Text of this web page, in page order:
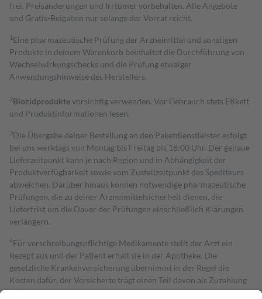
frei. Preisänderungen und Irrtümer vorbehalten. Alle Angebote
und Gratis-Beigaben nur solange der Vorrat reicht.
1 Eine pharmazeutische Prüfung der Arzneimittel und sonstigen
Produkte in deinem Warenkorb beinhaltet die Durchführung von
Wechselwirkungschecks und die Prüfung etwaiger
Anwendungshinweise des Herstellers.
2Biozidproduktevorsichtig verwenden. Vor Gebrauch stets Etikett
und Produktinformationen lesen.
3Die Übergabe deiner Bestellung an den Paketdienstleister erfolgt
bei uns werktags von Montag bis Freitag bis 18:00 Uhr. Der genaue
Lieferzeitpunkt kann je nach Region und in Abhängigkeit der
Produktverfügbarkeit sowie vom Zustellzeitpunkt des Spediteurs
abweichen. Darüber hinaus können notwendige pharmazeutische
Prüfungen, die zu deiner Arzneimittelsicherheit dienen, die
Lieferfrist um die Dauer der Prüfungen einschließlich Klärungen
verlängern.
4Für verschreibungspflichtige Medikamente stellt der Arzt ein
Rezept aus und der Patient erhält sie in der Apotheke. Die
gesetzliche Krankenversicherung übernimmt in der Regel die
Kosten dafür, der Versicherte trägt einen Teil davon als Zuzahlung
mit.